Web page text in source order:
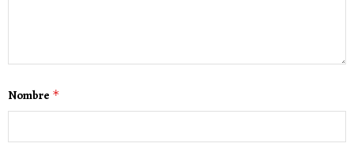
Nombre *